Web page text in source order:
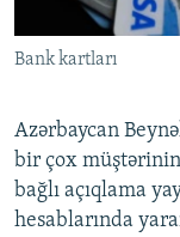
Bank kartları
Azərbaycan
bir çox
bağlı açıqlama
hesablarında